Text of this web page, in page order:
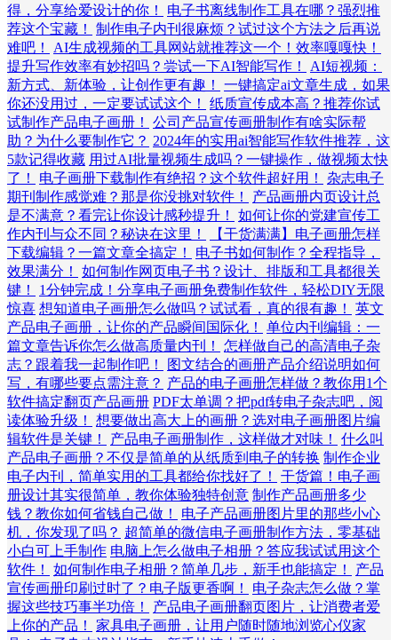
得，分享给爱设计的你！
电子书离线制作工具在哪？强烈推
荐这个宝藏！
制作电子内刊很麻烦？试过这个方法之后再说
难吧！
AI生成视频的工具网站就推荐这一个！效率嘎嘎快！
提升写作效率有妙招吗？尝试一下AI智能写作！
AI短视频：
新方式、新体验，让创作更有趣！
一键搞定ai文章生成，如果
你还没用过，一定要试试这个！
纸质宣传成本高？推荐你试
试制作产品电子画册！
公司产品宣传画册制作有啥实际帮
助？为什么要制作它？ 2024年的实用ai智能写作软件推荐，这
5款记得收藏 用过AI批量视频生成吗？一键操作，做视频太快
了！
电子画册下载制作有绝招？这个软件超好用！
杂志电子
期刊制作感觉难？那是你没挑对软件！
产品画册内页设计总
是不满意？看完让你设计感秒提升！
如何让你的党建宣传工
作内刊与众不同？秘诀在这里！
【干货满满】电子画册怎样
下载编辑？一篇文章全搞定！
电子书如何制作？全程指导，
效果满分！
如何制作网页电子书？设计、排版和工具都很关
键！
1分钟完成！分享电子画册免费制作软件，轻松DIY无限
惊喜 想知道电子画册怎么做吗？试试看，真的很有趣！
英文
产品电子画册，让你的产品瞬间国际化！
单位内刊编辑：一
篇文章告诉你怎么做高质量内刊！
怎样做自己的高清电子杂
志？跟着我一起制作吧！
图文结合的画册产品介绍说明如何
写，有哪些要点需注意？ 产品的电子画册怎样做？教你用1个
软件搞定翻页产品画册 PDF太单调？把pdf转电子杂志吧，阅
读体验升级！
想要做出高大上的画册？选对电子画册图片编
辑软件是关键！
产品电子画册制作，这样做才对味！
什么叫
产品电子画册？不仅是简单的从纸质到电子的转换 制作企业
电子内刊，简单实用的工具都给你找好了！
干货篇！电子画
册设计其实很简单，教你体验独特创意 制作产品画册多少
钱？教你如何省钱自己做！
电子产品画册图片里的那些小心
机，你发现了吗？ 超简单的微信电子画册制作方法，零基础
小白可上手制作 电脑上怎么做电子相册？答应我试试用这个
软件！
如何制作电子相册？简单几步，新手也能搞定！
产品
宣传画册印刷过时了？电子版更香啊！
电子杂志怎么做？掌
握这些技巧事半功倍！
产品电子画册翻页图片，让消费者爱
上你的产品！
家具电子画册，让用户随时随地浏览心仪家